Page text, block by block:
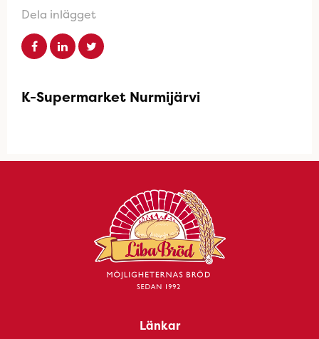
Dela inlägget
K-Supermarket Nurmijärvi
Länkar